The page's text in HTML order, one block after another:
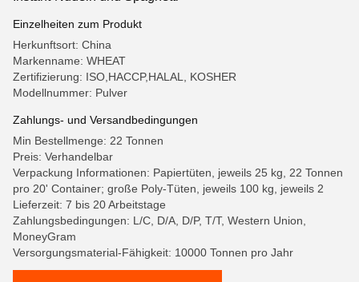
Einzelheiten zum Produkt
Herkunftsort: China
Markenname: WHEAT
Zertifizierung: ISO,HACCP,HALAL, KOSHER
Modellnummer: Pulver
Zahlungs- und Versandbedingungen
Min Bestellmenge: 22 Tonnen
Preis: Verhandelbar
Verpackung Informationen: Papiertüten, jeweils 25 kg, 22 Tonnen
pro 20' Container; große Poly-Tüten, jeweils 100 kg, jeweils 2
Lieferzeit: 7 bis 20 Arbeitstage
Zahlungsbedingungen: L/C, D/A, D/P, T/T, Western Union,
MoneyGram
Versorgungsmaterial-Fähigkeit: 10000 Tonnen pro Jahr